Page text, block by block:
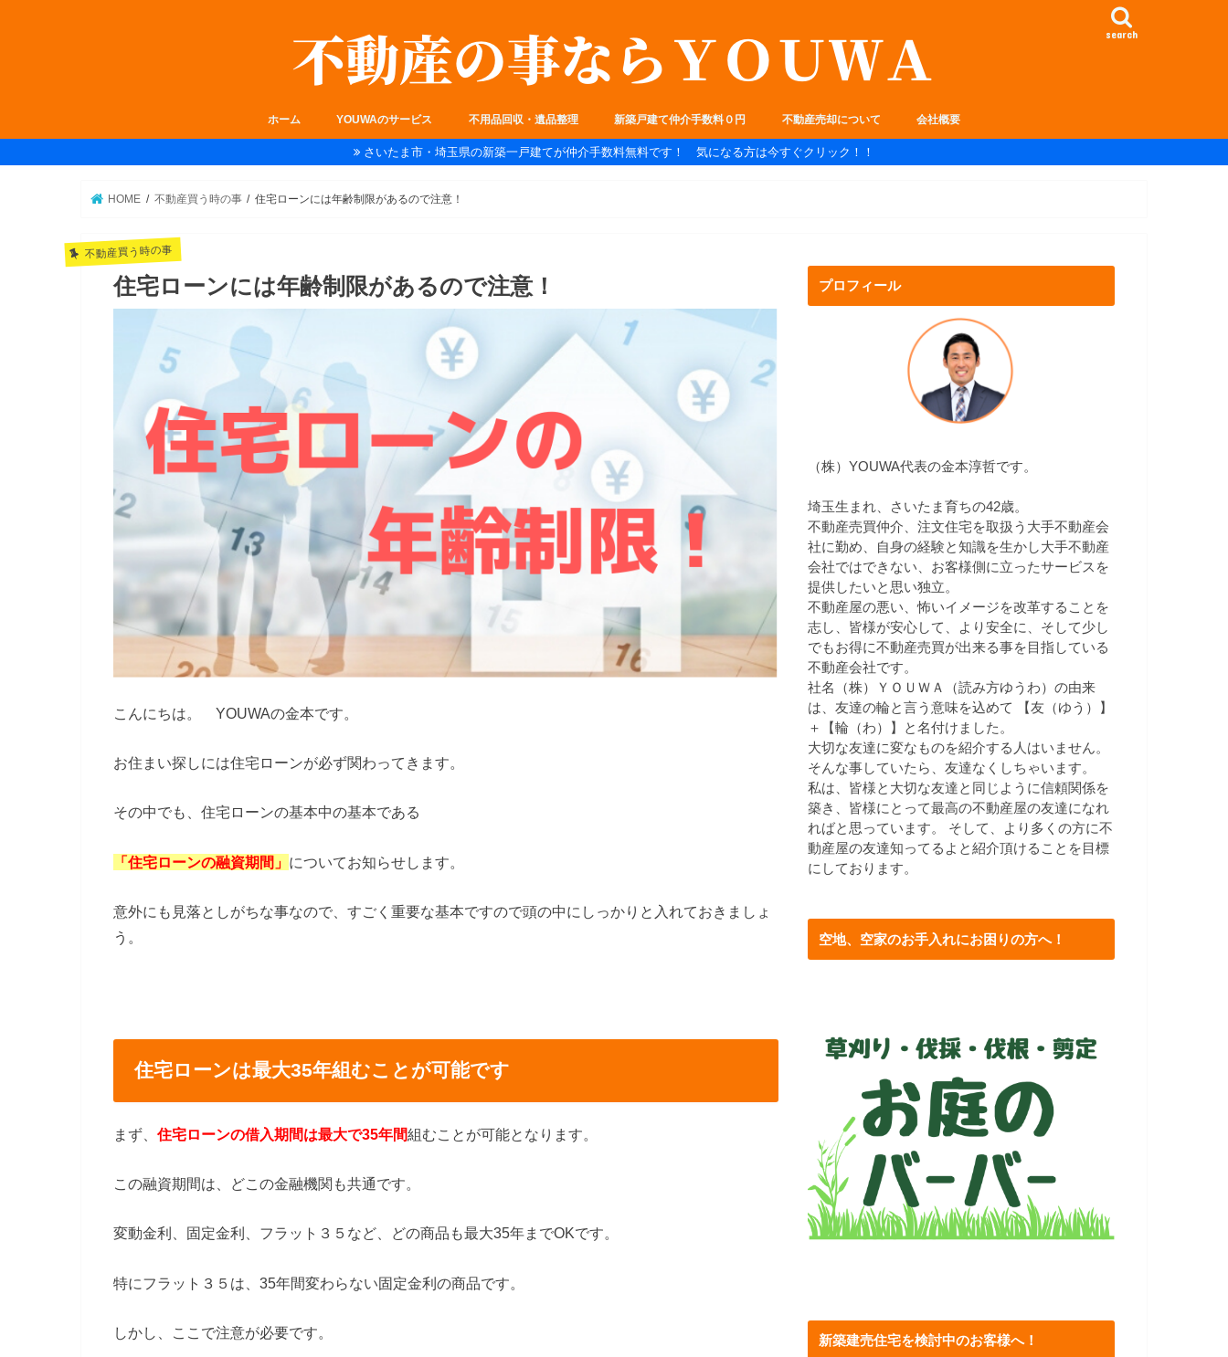
search
ホーム YOUWAのサービス 不用品回収・遺品整理 新築戸建て仲介手数料０円 不動産売却について 会社概要
さいたま市・埼玉県の新築一戸建てが仲介手数料無料です！ 気になる方は今すぐクリック！！
HOME 不動産買う時の事 住宅ローンには年齢制限があるので注意！
不動産買う時の事
住宅ローンには年齢制限があるので注意！
こんにちは。 YOUWAの金本です。
お住まい探しには住宅ローンが必ず関わってきます。
その中でも、住宅ローンの基本中の基本である
「住宅ローンの融資期間」 についてお知らせします。
意外にも見落としがちな事なので、すごく重要な基本ですので頭の中にしっかりと入れておきましょ
う。
住宅ローンは最大35年組むことが可能です
まず、 住宅ローンの借入期間は最大で35年間組むことが可能となります。
この融資期間は、どこの金融機関も共通です。
変動金利、固定金利、フラット３５など、どの商品も最大35年までOKです。
特にフラット３５は、35年間変わらない固定金利の商品です。
しかし、ここで注意が必要です。
プロフィール
（株）YOUWA代表の金本淳哲です。
埼玉生まれ、さいたま育ちの42歳。
不動産売買仲介、注文住宅を取扱う大手不動産会
社に勤め、自身の経験と知識を生かし大手不動産
会社ではできない、お客様側に立ったサービスを
提供したいと思い独立。
不動産屋の悪い、怖いイメージを改革することを
志し、皆様が安心して、より安全に、そして少し
でもお得に不動産売買が出来る事を目指している
不動産会社です。
社名（株）ＹＯＵＷＡ（読み方ゆうわ）の由来
は、友達の輪と言う意味を込めて 【友（ゆう）】
＋【輪（わ）】と名付けました。
大切な友達に変なものを紹介する人はいません。
そんな事していたら、友達なくしちゃいます。
私は、皆様と大切な友達と同じように信頼関係を
築き、皆様にとって最高の不動産屋の友達になれ
ればと思っています。 そして、より多くの方に不
動産屋の友達知ってるよと紹介頂けることを目標
にしております。
空地、空家のお手入れにお困りの方へ！
新築建売住宅を検討中のお客様へ！